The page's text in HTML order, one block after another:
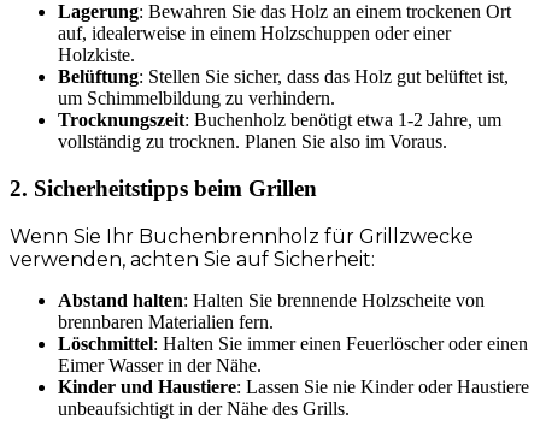
Lagerung: Bewahren Sie das Holz an einem trockenen Ort
auf, idealerweise in einem Holzschuppen oder einer
Holzkiste.
Belüftung: Stellen Sie sicher, dass das Holz gut belüftet ist,
um Schimmelbildung zu verhindern.
Trocknungszeit: Buchenholz benötigt etwa 1-2 Jahre, um
vollständig zu trocknen. Planen Sie also im Voraus.
2. Sicherheitstipps beim Grillen
Wenn Sie Ihr Buchenbrennholz für Grillzwecke
verwenden, achten Sie auf Sicherheit:
Abstand halten: Halten Sie brennende Holzscheite von
brennbaren Materialien fern.
Löschmittel: Halten Sie immer einen Feuerlöscher oder einen
Eimer Wasser in der Nähe.
Kinder und Haustiere: Lassen Sie nie Kinder oder Haustiere
unbeaufsichtigt in der Nähe des Grills.